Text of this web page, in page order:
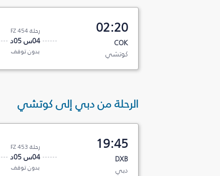
02:20
COK
كوتشي
رحلة FZ 454
04س 05د
بدون توقف
الرحلة من دبي إلى كوتشي
19:45
DXB
دبي
رحلة FZ 453
04س 05د
بدون توقف